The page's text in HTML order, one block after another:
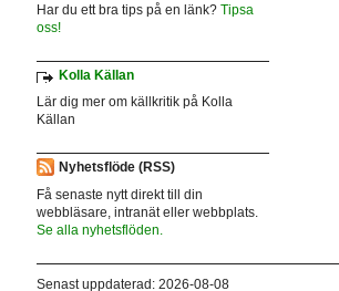
Har du ett bra tips på en länk? Tipsa
oss!
Kolla Källan
Lär dig mer om källkritik på Kolla
Källan
Nyhetsflöde (RSS)
Få senaste nytt direkt till din
webbläsare, intranät eller webbplats.
Se alla nyhetsflöden.
Senast uppdaterad: 2026-08-08